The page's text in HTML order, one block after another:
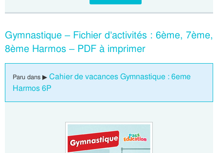
Gymnastique – Fichier d’activités : 6ème, 7ème,
8ème Harmos – PDF à imprimer
Paru dans ▶ Cahier de vacances Gymnastique : 6eme
Harmos 6P